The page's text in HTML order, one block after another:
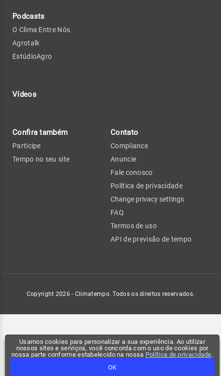
Usamos cookies para personalizar a sua experiência. Ao utilizar
nossos sites e serviços, você concorda com o uso de cookies por
nossa parte conforme estabelecido na nossa Política de privacidade.
OK
Podcasts
O Clima Entre Nós
Agrotalk
EstúdioAgro
Vídeos
Confira também
Participe
Tempo no seu site
Contato
Compliance
Anuncie
Fale conosco
Política de privacidade
Change privacy settings
FAQ
Termos de uso
API de previsão de tempo
Copyright 2026 - Climatempo. Todos os direitos reservados.